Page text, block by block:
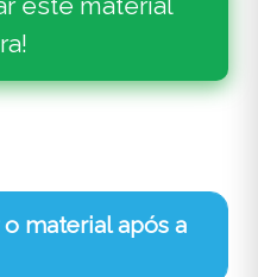
material após a